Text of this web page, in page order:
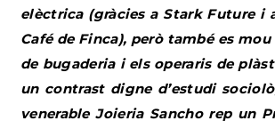
elèctrica (gràcies a Stark Future i
Café de Finca), però també es
de bugaderia i els operaris de
un contrast digne d’estudi
venerable Joieria Sancho rep un